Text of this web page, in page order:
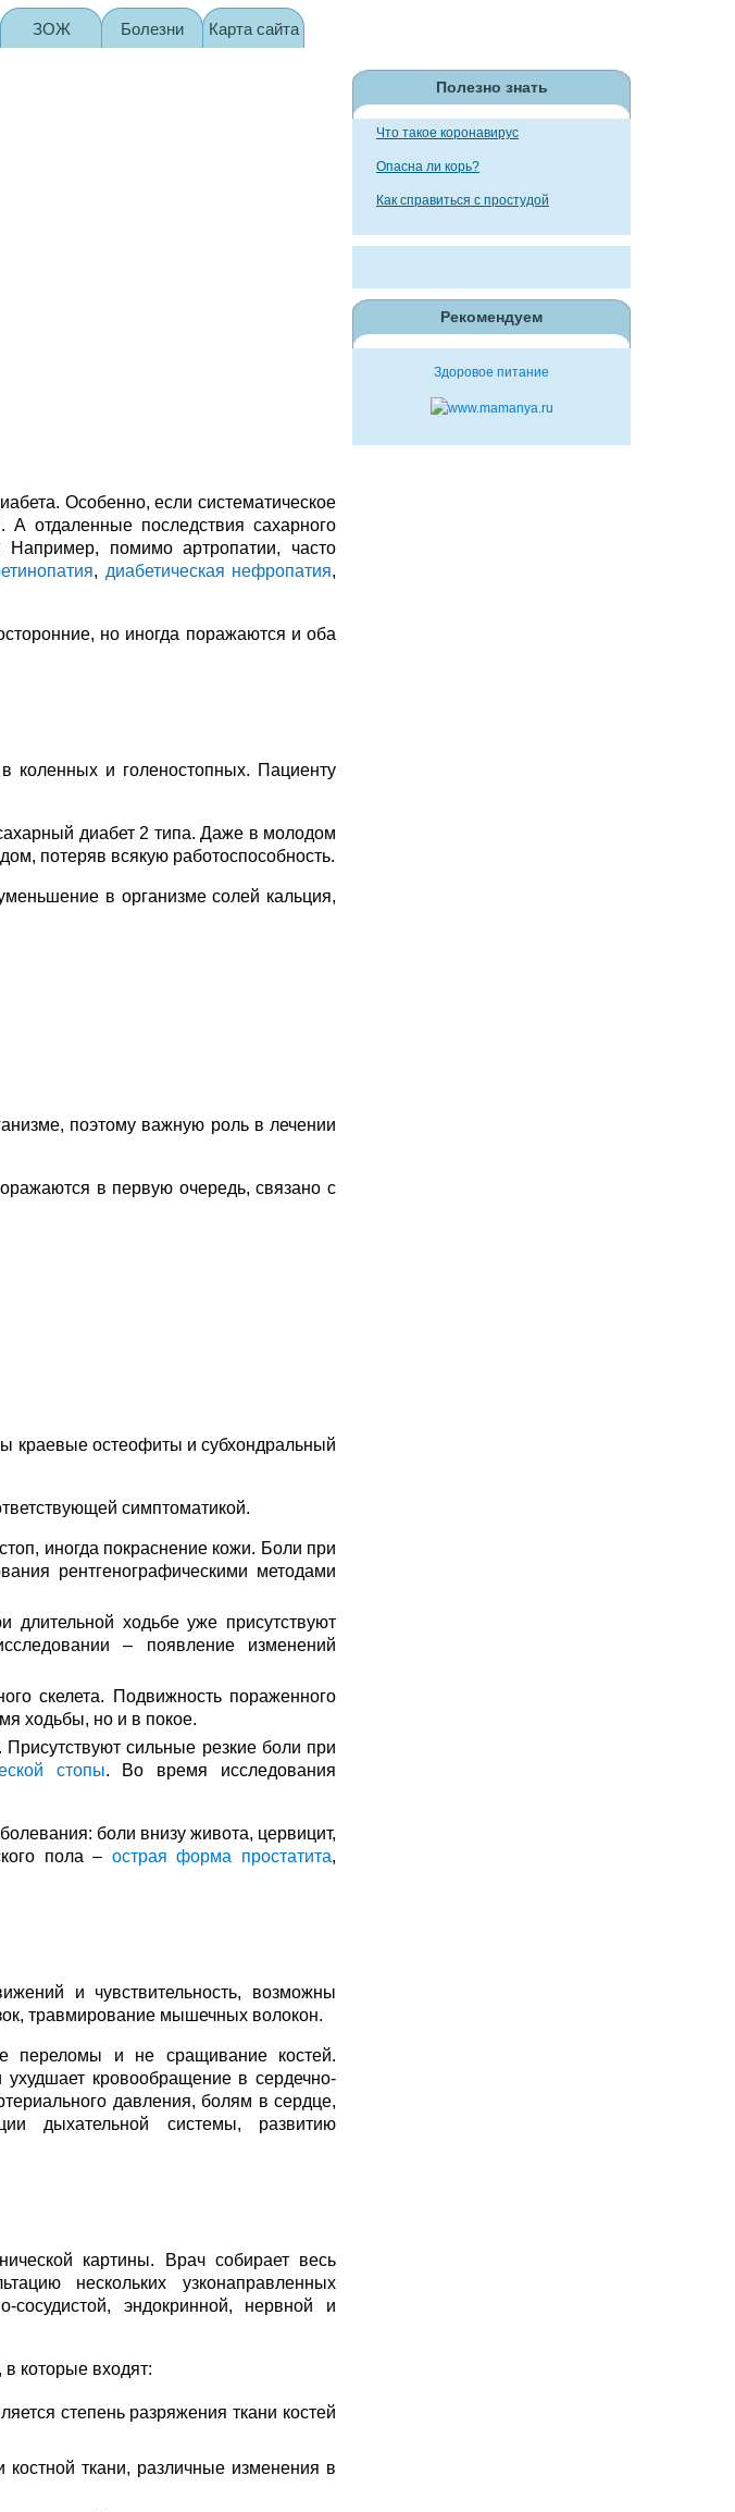
Особенно, если систематическое
А отдаленные последствия сахарного
помимо артропатии, часто
, диабетическая нефропатия,
но иногда поражаются и оба
коленных и голеностопных. Пациенту
диабет 2 типа. Даже в молодом
потеряв всякую работоспособность.
в организме солей кальция,
поэтому важную роль в лечении
в первую очередь, связано с
краевые остеофиты и субхондральный
симптоматикой.
иногда покраснение кожи. Боли при
рентгенографическими методами
длительной ходьбе уже присутствуют
– появление изменений
скелета. Подвижность пораженного
ходьбы, но и в покое.
сильные резкие боли при
стопы. Во время исследования
боли внизу живота, цервицит,
пола – острая форма простатита,
и чувствительность, возможны
травмирование мышечных волокон.
переломы и не сращивание костей.
кровообращение в сердечно-
давления, болям в сердце,
дыхательной системы, развитию
картины. Врач собирает весь
нескольких узконаправленных
сосудистой, эндокринной, нервной и
которые входят:
степень разряжения ткани костей
ткани, различные изменения в
Полезно знать
Что такое коронавирус
Опасна ли корь?
Как справиться с простудой
Рекомендуем
Здоровое питание
ЗОЖ Болезни Карта сайта